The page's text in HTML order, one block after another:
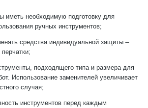
иметь необходимую подготовку для
ручных инструментов;
средства индивидуальной защиты –
подходящего типа и размера для
Использование заменителей увеличивает
случая;
инструментов перед каждым